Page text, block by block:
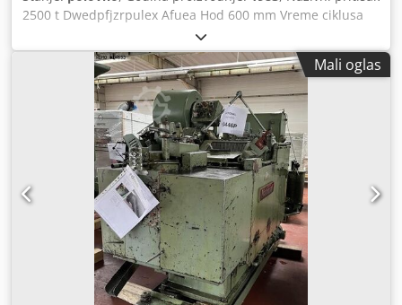
2500 t Dwedpfjzrpulex Afuea Hod 600 mm Vreme ciklusa
13 - 18 s Razmak između stuba 1720 mm Udaljenost
sto/klip, maksimum hoda gore, podešavanje gore 2600 mm
Površina stola 1720 x 1800 mm Dozvoljeno trajno
opterećenje 4000 t Sila udarnog prešanja 5000 t Površina
klipa 2100 x 1320 mm Izbijač u stolu 40 t Hod izbijača u
stolu 250 mm Površina izbijača u stolu 900 x 820 mm
Izbijač u klipu 6 t Hod izbijača u klipu 40 mm Prečnik
vretena 425 mm Snaga pogona 900,0 kW Težina 335,0 t
Prostor potreban (ŠxDxV) 3,4 x 4,6 x 9,7 m Visina iznad
poda 8,3 m Potpuno automatska linija za kovanje /
vretenasta prese sa automatikom za proizvodnju
prirubničkih osovina isključivo za toplo oblikovanje sa
reverzibilnim asinkronim motorom s kaveznim rotorom,
pneumatskom kočnicom, pločastim izbijačem u stolu (40 t /
250 mm), izbijačem u klipu (6 t / 40 mm), uređajem za
Mali oglas